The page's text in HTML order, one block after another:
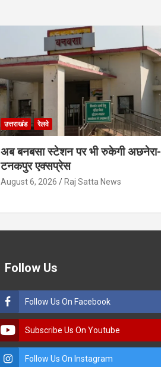
उत्तराखंड रेलवे
अब बनबसा स्टेशन पर भी रुकेगी अछनेरा-
टनकपुर एक्सप्रेस
August 6, 2026 Raj Satta News
Follow Us
Follow Us On Facebook
Subscribe Us On Youtube
Follow Us On Instagram